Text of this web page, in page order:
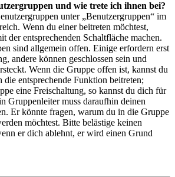
und wie trete ich ihnen bei?
unter „Benutzergruppen“ im
Wenn du einer beitreten möchtest,
der entsprechenden Schaltfläche machen.
sind allgemein offen. Einige erfordern erst
andere können geschlossen sein und
Wenn die Gruppe offen ist, kannst du
die entsprechende Funktion beitreten;
eine Freischaltung, so kannst du dich für
Gruppenleiter muss daraufhin deinen
Er könnte fragen, warum du in die Gruppe
möchtest. Bitte belästige keinen
er dich ablehnt, er wird einen Grund